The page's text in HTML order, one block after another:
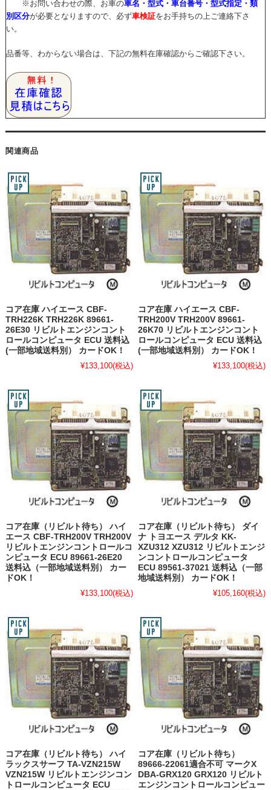
※お問い合わせの際、お車の車名・型式・車台番号・型式指定・類
別区分が必要となりますので、必ず車検証をお手持ちの上ご連絡下さ
い。
品番等、わからない場合は、下記の無料在庫確認からご確認下さい。
関連商品
コア在庫 ハイエース CBF-
TRH226K TRH226K 89661-
26E30 リビルトエンジンコント
ロールコンピュータ ECU 送料込
(一部地域送料別） カードOK！
¥133,100(税込)
コア在庫 ハイエース CBF-
TRH200V TRH200V 89661-
26K70 リビルトエンジンコント
ロールコンピュータ ECU 送料込
(一部地域送料別） カードOK！
¥133,100(税込)
コア在庫（リビルト待ち） ハイ
エース CBF-TRH200V TRH200V
リビルトエンジンコントロールコ
ンピュータ ECU 89661-26E20
送料込（一部地域送料別） カー
ドOK！
¥133,100(税込)
コア在庫（リビルト待ち） ダイ
ナ トヨエース デルタ KK-
XZU312 XZU312 リビルトエンジ
ンコントロールコンピュータ
ECU 89561-37021 送料込（一部
地域送料別） カードOK！
¥105,160(税込)
コア在庫（リビルト待ち） ハイ
ラックスサーフ TA-VZN215W
VZN215W リビルトエンジンコン
トロールコンピュータ ECU
コア在庫（リビルト待ち）
89666-22061適合不可 マークX
DBA-GRX120 GRX120 リビルト
エンジンコントロールコンピュー